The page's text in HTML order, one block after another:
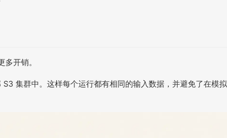
开销。
集群中。这样每个运行都有相同的输入数据，并避免了在模拟